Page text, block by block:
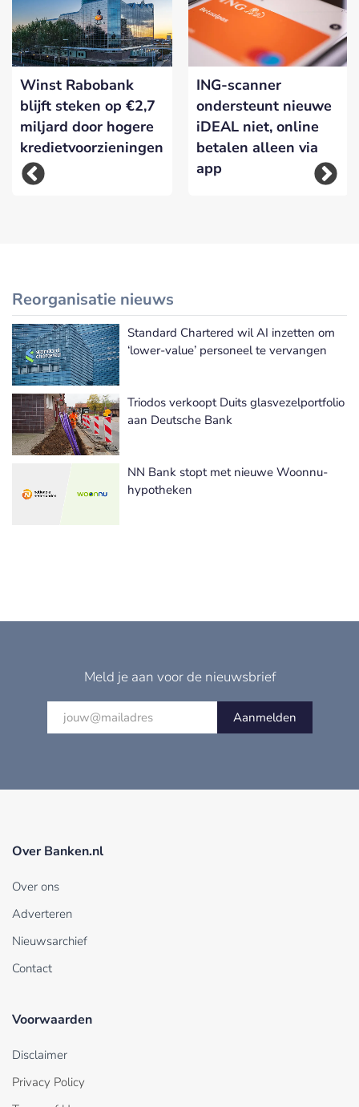
Winst Rabobank
blijft steken op €2,7
miljard door hogere
kredietvoorzieningen
ING-scanner
ondersteunt nieuwe
iDEAL niet, online
betalen alleen via
app
Reorganisatie nieuws
Meer Reorganisatie nieuws
Standard Chartered wil AI inzetten om
‘lower-value’ personeel te vervangen
Triodos verkoopt Duits glasvezelportfolio
aan Deutsche Bank
NN Bank stopt met nieuwe Woonnu-
hypotheken
Meld je aan voor de nieuwsbrief
Aanmelden
Over Banken.nl
Over ons
Adverteren
Nieuwsarchief
Contact
Voorwaarden
Disclaimer
Privacy Policy